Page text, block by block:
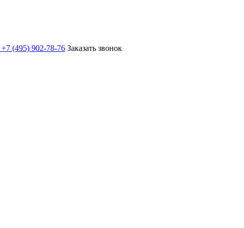
+7 (495) 902-78-76 Заказать звонок